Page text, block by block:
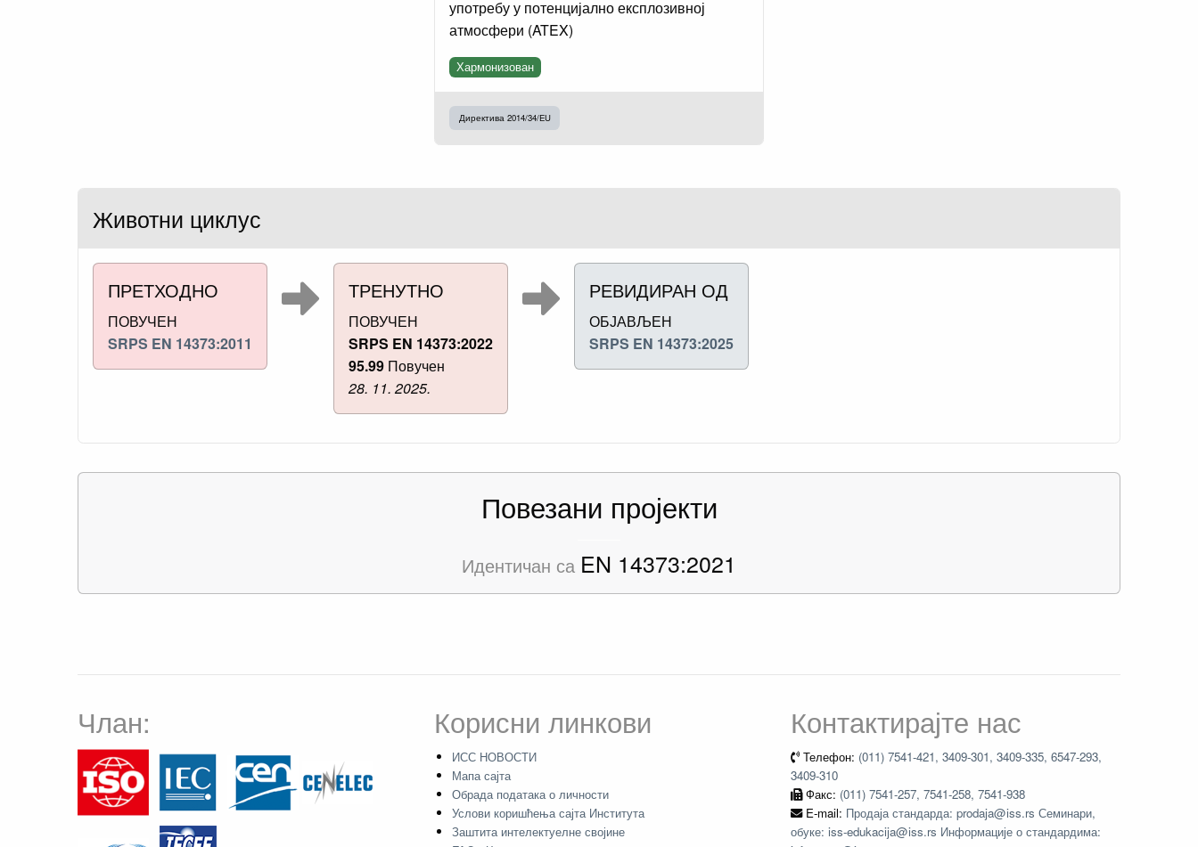
употребу у потенцијално експлозивној
атмосфери (ATEX)
Хармонизован
Директива 2014/34/EU
Животни циклус
ПРЕТХОДНО
ПОВУЧЕН
SRPS EN 14373:2011
ТРЕНУТНО
ПОВУЧЕН
SRPS EN 14373:2022
95.99 Повучен
28. 11. 2025.
РЕВИДИРАН ОД
ОБЈАВЉЕН
SRPS EN 14373:2025
Повезани пројекти
Идентичан са EN 14373:2021
Члан: Корисни линкови
ИСС НОВОСТИ
Мапа сајта
Обрада података о личности
Услови коришћења сајта Института
Заштита интелектуелне својине
Контактирајте нас
Телефон: (011) 7541-421, 3409-301, 3409-335, 6547-293,
3409-310
Факс: (011) 7541-257, 7541-258, 7541-938
E-mail: Продаја стандарда: prodaja@iss.rs Семинари,
обуке: iss-edukacija@iss.rs Информације о стандардима: